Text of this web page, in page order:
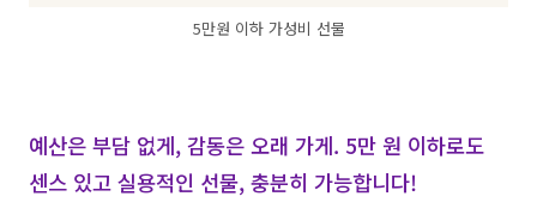
5만원 이하 가성비 선물
예산은 부담 없게, 감동은 오래 가게. 5만 원 이하로도
센스 있고 실용적인 선물, 충분히 가능합니다!